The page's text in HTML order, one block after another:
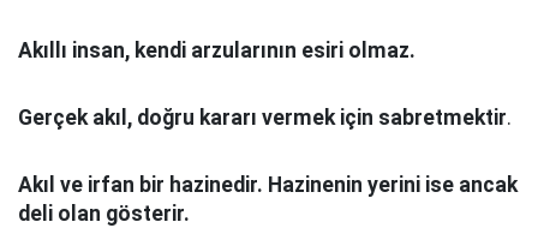
Akıllı insan, kendi arzularının esiri olmaz.
Gerçek akıl, doğru kararı vermek için sabretmektir.
Akıl ve irfan bir hazinedir. Hazinenin yerini ise ancak
deli olan gösterir.